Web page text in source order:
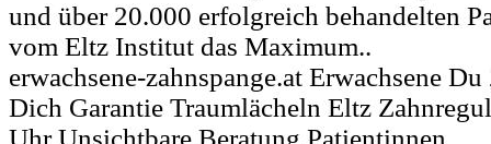
und über 20.000 erfolgreich behandelten
vom Eltz Institut das Maximum..
erwachsene-zahnspange.at Erwachsene
Dich Garantie Traumlächeln Eltz
Uhr Unsichtbare Beratung Patientinnen